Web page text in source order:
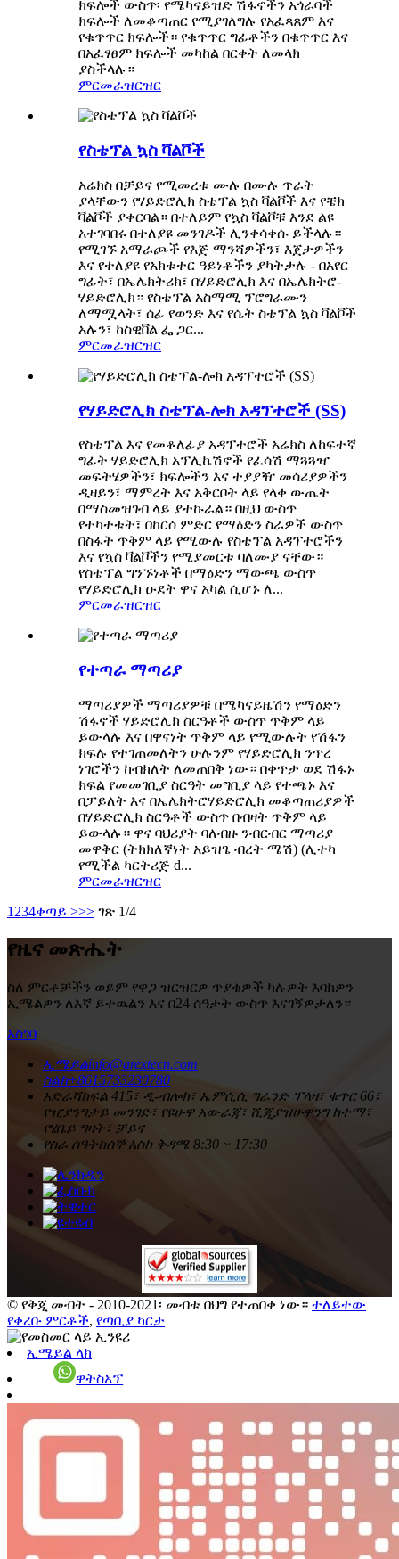
ክፍሎች ውስጥ፡ የሜካናይዝድ ሽፋኖችን አጎራባች
ክፍሎች ለመቆጣጠር የሚያገለግሉ የአፈጻጸም እና
የቁጥጥር ክፍሎች። የቁጥጥር ግፊቶችን በቁጥጥር እና
በአፈፃፀም ክፍሎች መካከል በርቀት ለመላክ
ያስችላሉ።
ምርመራዝርዝር
የስቴፕል ኳስ ቫልቮች
አሬክስ በቻይና የሚመረቱ ሙሉ በሙሉ ጥራት
ያላቸውን የሃይድሮሊክ ስቴፕል ኳስ ቫልቮች እና የቼክ
ቫልቮች ያቀርባል። በተለይም የኳስ ቫልቮቹ እንደ ልዩ
አተገባበሩ በተለያዩ መንገዶች ሊንቀሳቀሱ ይችላሉ።
የሚገኙ አማራጮች የእጅ ማንሻዎችን፣ እጀታዎችን
እና የተለያዩ የአክቱተር ዓይነቶችን ያካትታሉ - በአየር
ግፊት፣ በኤሌክትሪክ፣ በሃይድሮሊክ እና በኤሌክትሮ-
ሃይድሮሊክ። የስቴፕል አስማሚ ፕሮግራሙን
ለማሟላት፣ ሰፊ የወንድ እና የሴት ስቴፕል ኳስ ቫልቮች
አሉን፣ ከስዊቨል ፌ ጋር...
ምርመራዝርዝር
የሃይድሮሊክ ስቴፕል-ሎክ አዳፕተሮች (SS)
የስቴፕል እና የመቆለፊያ አዳፕተሮች አሬክስ ለከፍተኛ
ግፊት ሃይድሮሊክ አፕሊኬሽኖች የፈሳሽ ማጓጓዣ
መፍትሄዎችን፣ ክፍሎችን እና ተያያዥ መሳሪያዎችን
ዲዛይን፣ ማምረት እና አቅርቦት ላይ የላቀ ውጤት
በማስመዝገብ ላይ ያተኩራል። በዚህ ውስጥ
የተካተቱት፣ በከርሰ ምድር የማዕድን ስራዎች ውስጥ
በስፋት ጥቅም ላይ የሚውሉ የስቴፕል አዳፕተሮችን
እና የኳስ ቫልቮችን የሚያመርቱ ባለሙያ ናቸው።
የስቴፕል ግንኙነቶች በማዕድን ማውጫ ውስጥ
የሃይድሮሊክ ዑደት ዋና አካል ሲሆኑ ለ...
ምርመራዝርዝር
የተጣራ ማጣሪያ
ማጣሪያዎች ማጣሪያዎቹ በሜካናይዜሽን የማዕድን
ሽፋኖች ሃይድሮሊክ ስርዓቶች ውስጥ ጥቅም ላይ
ይውላሉ እና በዋናነት ጥቅም ላይ የሚውሉት የሽፋን
ክፍሉ የተገጠመለትን ሁሉንም የሃይድሮሊክ ንጥረ
ነገሮችን ከብክለት ለመጠበቅ ነው። በቀጥታ ወደ ሽፋኑ
ክፍል የመመገቢያ ስርዓት መግቢያ ላይ የተጫኑ እና
በፓይለት እና በኤሌክትሮሃይድሮሊክ መቆጣጠሪያዎች
በሃይድሮሊክ ስርዓቶች ውስጥ በብዛት ጥቅም ላይ
ይውላሉ። ዋና ባህሪያት ባለብዙ ንብርብር ማጣሪያ
መዋቅር (ትክክለኛነት አይዝጌ ብረት ሜሽ) (ሊተካ
የሚችል ካርትሪጅ d...
ምርመራዝርዝር
1 234ቀጣይ >>> ገጽ 1/4
የዜና መጽሔት
ስለ ምርቶቻችን ወይም የዋጋ ዝርዝርዎ ጥያቄዎች ካሉዎት እባክዎን
ኢሜልዎን ለእኛ ይተዉልን እና በ24 ሰዓታት ውስጥ እናገኝዎታለን።
አስገባ
ኢሜይልinfo@arextecn.com
ስልክ+8615733230780
አድራሻክፍል 415፣ ዲ-ብሎክ፣ ኤምሲሲ ግራንድ ፕላዛ፣ ቁጥር 66፣
የዢያንግታይ መንገድ፣ የዩሁዋ አውራጃ፣ ሺጂያዝሁዋንግ ከተማ፣
የሄቤይ ግዛት፣ ቻይና
የስራ ሰዓትከሰኞ እስከ ቅዳሜ 8:30 ~ 17:30
© የቅጂ መብት - 2010-2021፡ መብቱ በህግ የተጠበቀ ነው። ተለይተው
የቀረቡ ምርቶች, የጣቢያ ካርታ
ኢሜይል ላክ
ዋትስአፕ